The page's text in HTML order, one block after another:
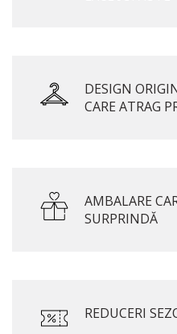
DESIGN
CARE ATRAG
AMBALARE
SURPRINDĂ
REDUCERI